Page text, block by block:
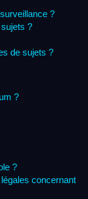
?
?
de sujets ?
?
?
concernant